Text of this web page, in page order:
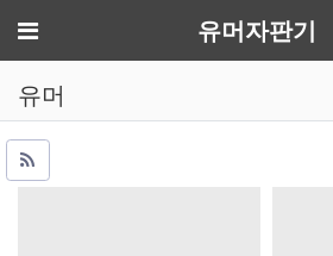
메뉴 유머자판기
유머